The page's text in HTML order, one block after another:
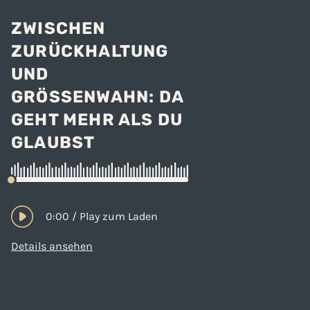
ZWISCHEN
ZURÜCKHALTUNG
UND
GRÖSSENWAHN: DA G
EHT MEHR ALS DU G
LAUBST
0:00 / Play zum Laden
Details ansehen